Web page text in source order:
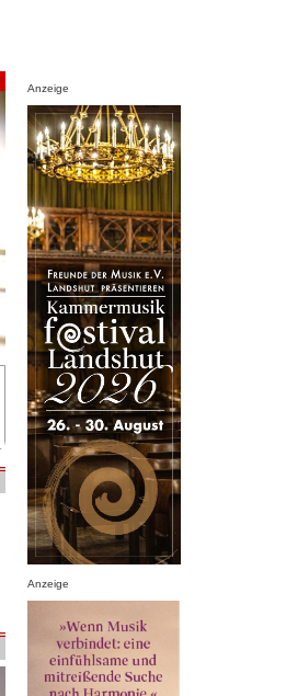
Anzeige
Anzeige